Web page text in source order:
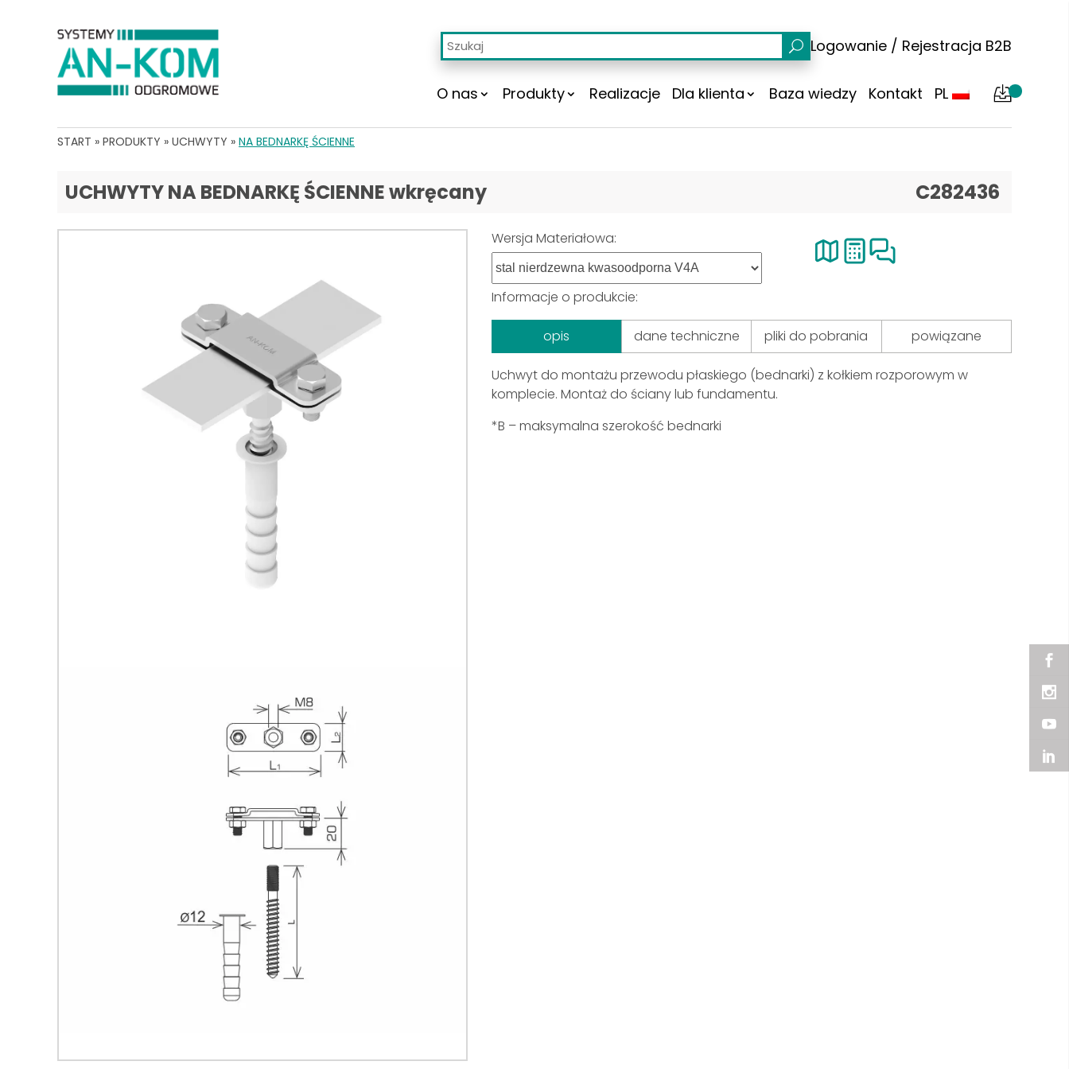
Logowanie / Rejestracja B2B
O nas Produkty Realizacje Dla klienta Baza wiedzy Kontakt PL
START » PRODUKTY » UCHWYTY » NA BEDNARKĘ ŚCIENNE
UCHWYTY NA BEDNARKĘ ŚCIENNE wkręcany C282436
Wersja Materiałowa:
Informacje o produkcie:
opis dane techniczne pliki do pobrania powiązane
Uchwyt do montażu przewodu płaskiego (bednarki) z kołkiem rozporowym w
komplecie. Montaż do ściany lub fundamentu.
*B – maksymalna szerokość bednarki